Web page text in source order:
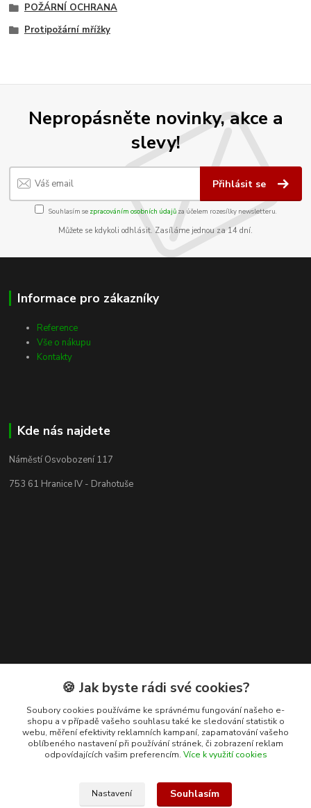
POŽÁRNÍ OCHRANA
Protipožární mřížky
Nepropásněte novinky, akce a
slevy!
Přihlásit se
Souhlasím se zpracováním osobních údajůza účelem rozesílky newsletteru.
Můžete se kdykoli odhlásit. Zasíláme jednou za 14 dní.
Informace pro zákazníky
Reference
Vše o nákupu
Kontakty
Kde nás najdete
Náměstí Osvobození 117
753 61 Hranice IV - Drahotuše
Kontakty
+420 608 400 554
(Po-Pá, 8-15 hod.)
ekohas@ekohas.cz
🍪 Jak byste rádi své cookies?
Soubory cookies používáme ke správnému fungování našeho e-
shopu a v případě vašeho souhlasu také ke sledování statistik o
webu, měření efektivity reklamních kampaní, zapamatování vašeho
oblíbeného nastavení při používání stránek, či zobrazení reklam
odpovídajících vašim preferencím. Více k využití cookies
Nastavení Souhlasím